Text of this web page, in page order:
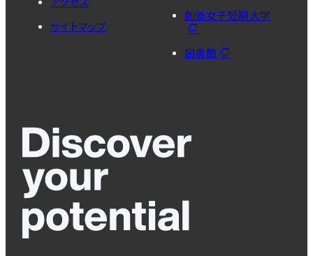
サイトマップ
創価女子短期大学
図書館